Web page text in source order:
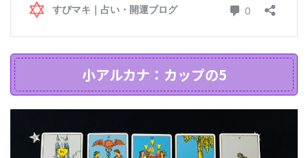
小アルカナ：カップの5